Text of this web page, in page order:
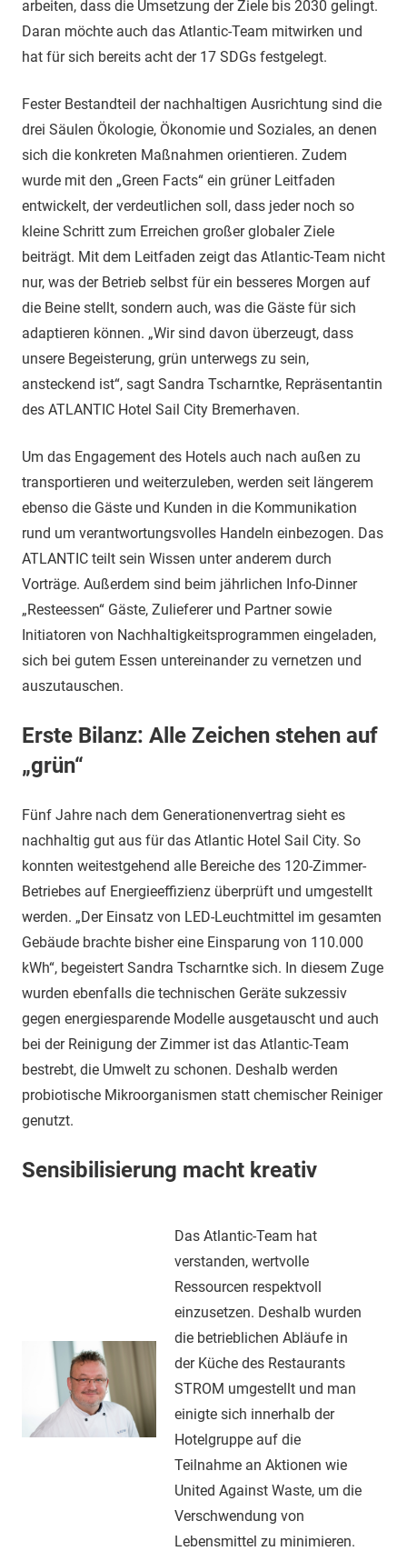
arbeiten, dass die Umsetzung der Ziele bis 2030 gelingt.
Daran möchte auch das Atlantic-Team mitwirken und
hat für sich bereits acht der 17 SDGs festgelegt.
Fester Bestandteil der nachhaltigen Ausrichtung sind die
drei Säulen Ökologie, Ökonomie und Soziales, an denen
sich die konkreten Maßnahmen orientieren. Zudem
wurde mit den „Green Facts“ ein grüner Leitfaden
entwickelt, der verdeutlichen soll, dass jeder noch so
kleine Schritt zum Erreichen großer globaler Ziele
beiträgt. Mit dem Leitfaden zeigt das Atlantic-Team nicht
nur, was der Betrieb selbst für ein besseres Morgen auf
die Beine stellt, sondern auch, was die Gäste für sich
adaptieren können. „Wir sind davon überzeugt, dass
unsere Begeisterung, grün unterwegs zu sein,
ansteckend ist“, sagt Sandra Tscharntke, Repräsentantin
des ATLANTIC Hotel Sail City Bremerhaven.
Um das Engagement des Hotels auch nach außen zu
transportieren und weiterzuleben, werden seit längerem
ebenso die Gäste und Kunden in die Kommunikation
rund um verantwortungsvolles Handeln einbezogen. Das
ATLANTIC teilt sein Wissen unter anderem durch
Vorträge. Außerdem sind beim jährlichen Info-Dinner
„Resteessen“ Gäste, Zulieferer und Partner sowie
Initiatoren von Nachhaltigkeitsprogrammen eingeladen,
sich bei gutem Essen untereinander zu vernetzen und
auszutauschen.
Erste Bilanz: Alle Zeichen stehen auf
„grün“
Fünf Jahre nach dem Generationenvertrag sieht es
nachhaltig gut aus für das Atlantic Hotel Sail City. So
konnten weitestgehend alle Bereiche des 120-Zimmer-
Betriebes auf Energieeffizienz überprüft und umgestellt
werden. „Der Einsatz von LED-Leuchtmittel im gesamten
Gebäude brachte bisher eine Einsparung von 110.000
kWh“, begeistert Sandra Tscharntke sich. In diesem Zuge
wurden ebenfalls die technischen Geräte sukzessiv
gegen energiesparende Modelle ausgetauscht und auch
bei der Reinigung der Zimmer ist das Atlantic-Team
bestrebt, die Umwelt zu schonen. Deshalb werden
probiotische Mikroorganismen statt chemischer Reiniger
genutzt.
Sensibilisierung macht kreativ
Das Atlantic-Team hat
verstanden, wertvolle
Ressourcen respektvoll
einzusetzen. Deshalb wurden
die betrieblichen Abläufe in
der Küche des Restaurants
STROM umgestellt und man
einigte sich innerhalb der
Hotelgruppe auf die
Teilnahme an Aktionen wie
United Against Waste, um die
Verschwendung von
Lebensmittel zu minimieren.